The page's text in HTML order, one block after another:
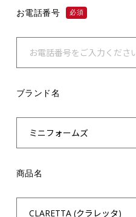
お電話番号 必須
ブランド名
商品名